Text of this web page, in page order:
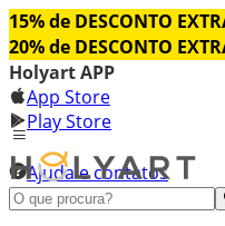
15% de DESCONTO
20% de DESCONTO
Holyart APP
App Store
Play Store
Ajuda e contatos
Conheça premium